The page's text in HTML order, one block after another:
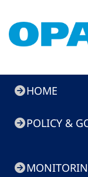
Toolkit
HOME
POLICY &